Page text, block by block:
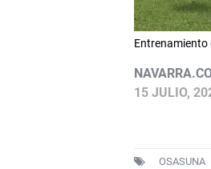
Entrenamiento
15 JULIO,
OSASUNA